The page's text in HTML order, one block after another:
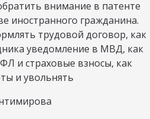
внимание в патенте
иностранного гражданина.
трудовой договор, как
уведомление в МВД, как
и страховые взносы, как
и увольнять